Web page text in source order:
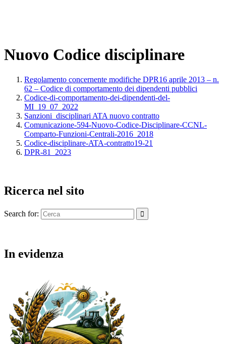
Nuovo Codice disciplinare
Regolamento concernente modifiche DPR16 aprile 2013 – n.
62 – Codice di comportamento dei dipendenti pubblici
Codice-di-comportamento-dei-dipendenti-del-
MI_19_07_2022
Sanzioni_disciplinari ATA nuovo contratto
Comunicazione-594-Nuovo-Codice-Disciplinare-CCNL-
Comparto-Funzioni-Centrali-2016_2018
Codice-disciplinare-ATA-contratto19-21
DPR-81_2023
Ricerca nel sito
Search for:
In evidenza